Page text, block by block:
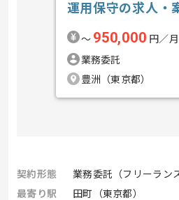
運用保守の求人・
〜 950,000 円／月
業務委託
豊洲（東京都）
契約形態
業務委託（フリーラン
最寄り駅
田町（東京都）